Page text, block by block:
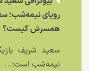
رویای نیمه‌شب؛
همسرش کیست؟
سعید شریف
نیمه‌شب است؛...